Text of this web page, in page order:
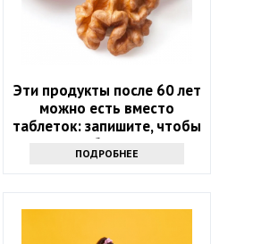
Эти продукты после 60 лет
можно есть вместо
таблеток: запишите, чтобы
не болеть
ПОДРОБНЕЕ